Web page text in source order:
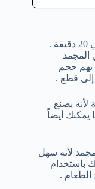
هذة الوصفة سهلة جداً وتكون جاهزة للعمل في 20 دقيقة .
المجمد
يهم حجم
إلى قطع .
يصنع
يمكنك أيضاً
لأنه سهل
باستخدام
.